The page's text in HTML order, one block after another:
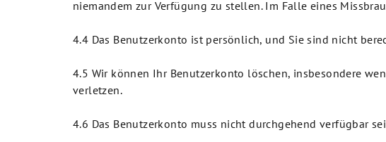
niemandem zur Verfügung zu stellen. Im Falle eines
4.4 Das Benutzerkonto ist persönlich, und Sie sind nicht
4.5 Wir können Ihr Benutzerkonto löschen, insbesondere
verletzen.
4.6 Das Benutzerkonto muss nicht durchgehend verfügbar